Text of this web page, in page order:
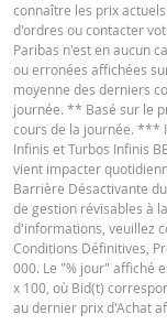
Prix du
produit
La Borne Basse
atteinte
produit
Prix du
produit
BNP Paribas n’agit
conseiller en
en ce qui concerne le
des produits émis par
Français
CONDITIONS
Français
KEY
connaître les prix
d'ordres ou contacter
Paribas n'est en aucun
ou erronées affichées
moyenne des derniers
journée. ** Basé sur le
cours de la journée. ***
Infinis et Turbos Infinis
vient impacter
Barrière Désactivante
de gestion révisables à
d'informations, veuillez
Conditions Définitives,
000. Le "% jour" affiché
x 100, où Bid(t)
au dernier prix d'Achat